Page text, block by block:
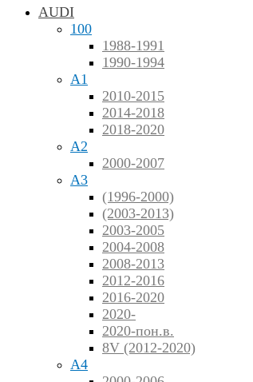
AUDI
100
1988-1991
1990-1994
A1
2010-2015
2014-2018
2018-2020
A2
2000-2007
A3
(1996-2000)
(2003-2013)
2003-2005
2004-2008
2008-2013
2012-2016
2016-2020
2020-
2020-пон.в.
8V (2012-2020)
A4